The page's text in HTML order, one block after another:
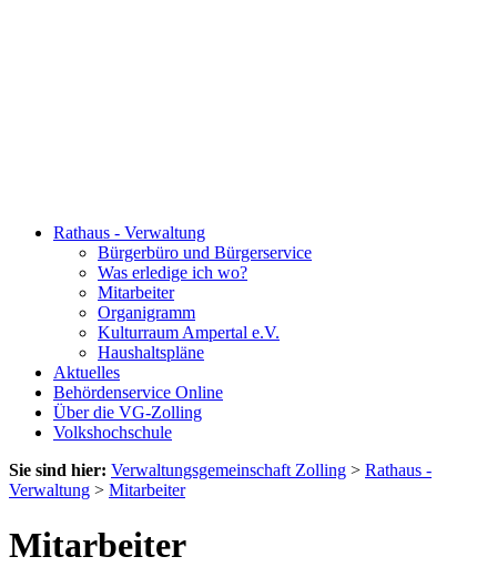
Rathaus - Verwaltung
Bürgerbüro und Bürgerservice
Was erledige ich wo?
Mitarbeiter
Organigramm
Kulturraum Ampertal e.V.
Haushaltspläne
Aktuelles
Behördenservice Online
Über die VG-Zolling
Volkshochschule
Sie sind hier: Verwaltungsgemeinschaft Zolling > Rathaus -
Verwaltung > Mitarbeiter
Mitarbeiter